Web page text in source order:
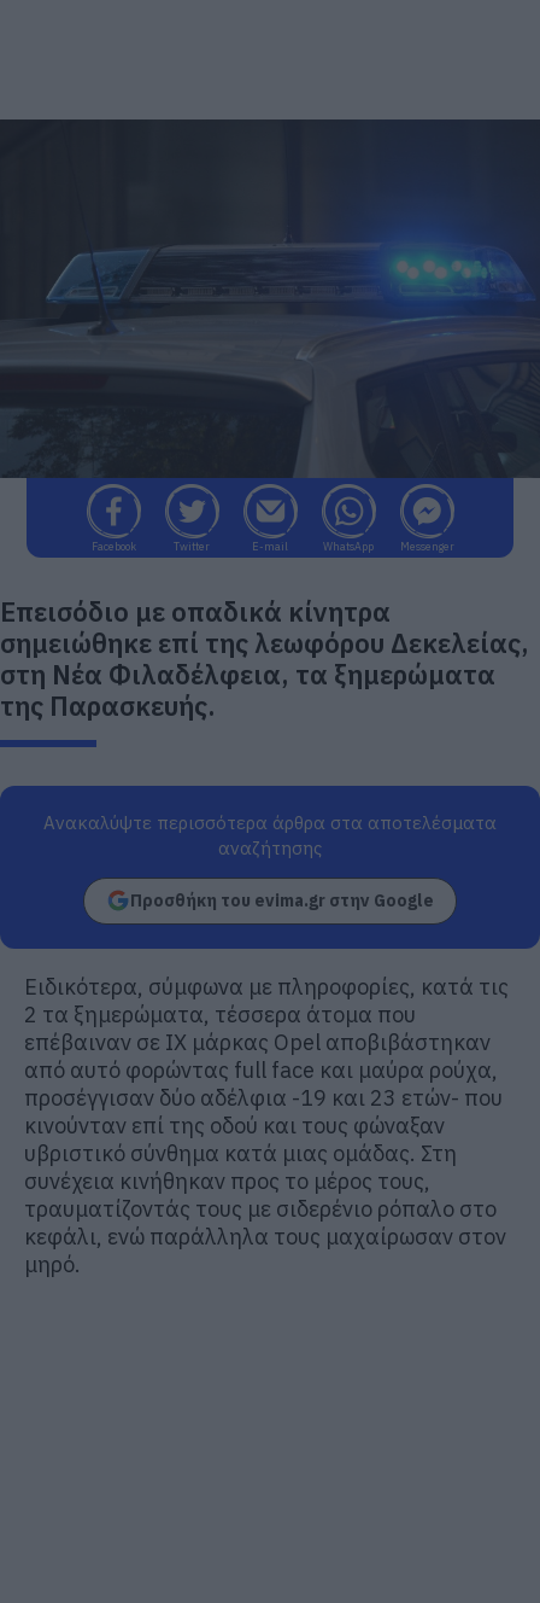
Facebook Twitter E-mail WhatsApp Messenger
Επεισόδιο με οπαδικά κίνητρα
σημειώθηκε επί της λεωφόρου Δεκελείας,
στη Νέα Φιλαδέλφεια, τα ξημερώματα
της Παρασκευής.
Ανακαλύψτε περισσότερα άρθρα στα αποτελέσματα
αναζήτησης
Προσθήκη του evima.gr στην Google
Ειδικότερα, σύμφωνα με πληροφορίες, κατά τις
2 τα ξημερώματα, τέσσερα άτομα που
επέβαιναν σε ΙΧ μάρκας Opel αποβιβάστηκαν
από αυτό φορώντας full face και μαύρα ρούχα,
προσέγγισαν δύο αδέλφια -19 και 23 ετών- που
κινούνταν επί της οδού και τους φώναξαν
υβριστικό σύνθημα κατά μιας ομάδας. Στη
συνέχεια κινήθηκαν προς το μέρος τους,
τραυματίζοντάς τους με σιδερένιο ρόπαλο στο
κεφάλι, ενώ παράλληλα τους μαχαίρωσαν στον
μηρό.